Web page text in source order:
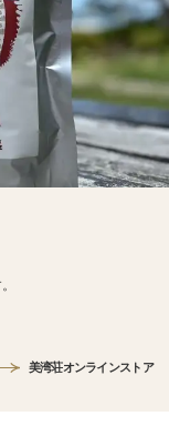
美湾荘オンラインストア